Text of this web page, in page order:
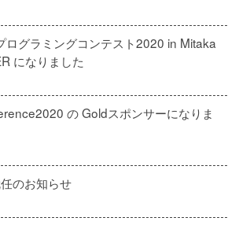
ログラミングコンテスト2020 in Mitaka
になりました
の Goldスポンサーになりま
のお知らせ